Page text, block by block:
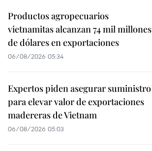
Productos agropecuarios
vietnamitas alcanzan 74 mil millones
de dólares en exportaciones
06/08/2026 05:34
Expertos piden asegurar suministro
para elevar valor de exportaciones
madereras de Vietnam
06/08/2026 05:03